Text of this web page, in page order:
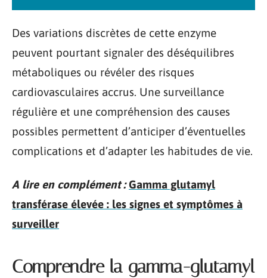
Des variations discrètes de cette enzyme
peuvent pourtant signaler des déséquilibres
métaboliques ou révéler des risques
cardiovasculaires accrus. Une surveillance
régulière et une compréhension des causes
possibles permettent d’anticiper d’éventuelles
complications et d’adapter les habitudes de vie.
A lire en complément : Gamma glutamyl
transférase élevée : les signes et symptômes à
surveiller
Comprendre la gamma-glutamyl